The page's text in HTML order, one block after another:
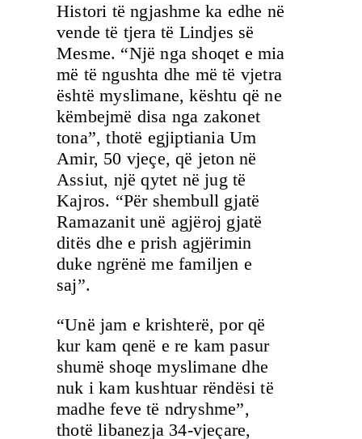
Histori të ngjashme ka edhe në
vende të tjera të Lindjes së
Mesme. “Një nga shoqet e mia
më të ngushta dhe më të vjetra
është myslimane, kështu që ne
këmbejmë disa nga zakonet
tona”, thotë egjiptiania Um
Amir, 50 vjeçe, që jeton në
Assiut, një qytet në jug të
Kajros. “Për shembull gjatë
Ramazanit unë agjëroj gjatë
ditës dhe e prish agjërimin
duke ngrënë me familjen e
saj”.
“Unë jam e krishterë, por që
kur kam qenë e re kam pasur
shumë shoqe myslimane dhe
nuk i kam kushtuar rëndësi të
madhe feve të ndryshme”,
thotë libanezja 34-vjeçare,